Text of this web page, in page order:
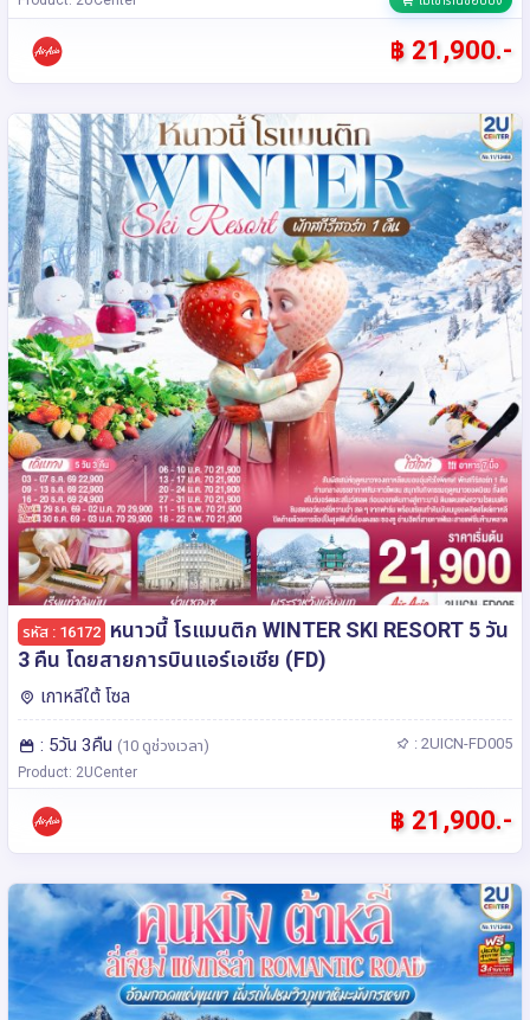
฿ 21,900.-
รหัส : 16172 หนาวนี้ โรแมนติก WINTER SKI RESORT 5 วัน
3 คืน โดยสายการบินแอร์เอเชีย (FD)
เกาหลีใต้ โซล
: 5วัน 3คืน (10 ดูช่วงเวลา) : 2UICN-FD005
Product: 2UCenter
฿ 21,900.-